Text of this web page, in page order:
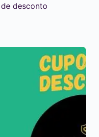
desconto